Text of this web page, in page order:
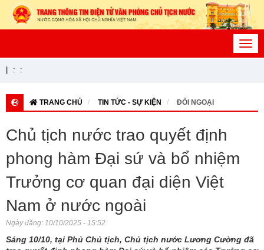
: :
TRANG CHỦ TIN TỨC - SỰ KIỆN ĐỐI NGOẠI
Chủ tịch nước trao quyết định
phong hàm Đại sứ và bổ nhiệm
Trưởng cơ quan đại diện Việt
Nam ở nước ngoài
Ngày đăng: 10/10/2025 - 15:52
Sáng 10/10, tại Phủ Chủ tịch, Chủ tịch nước Lương Cường đã